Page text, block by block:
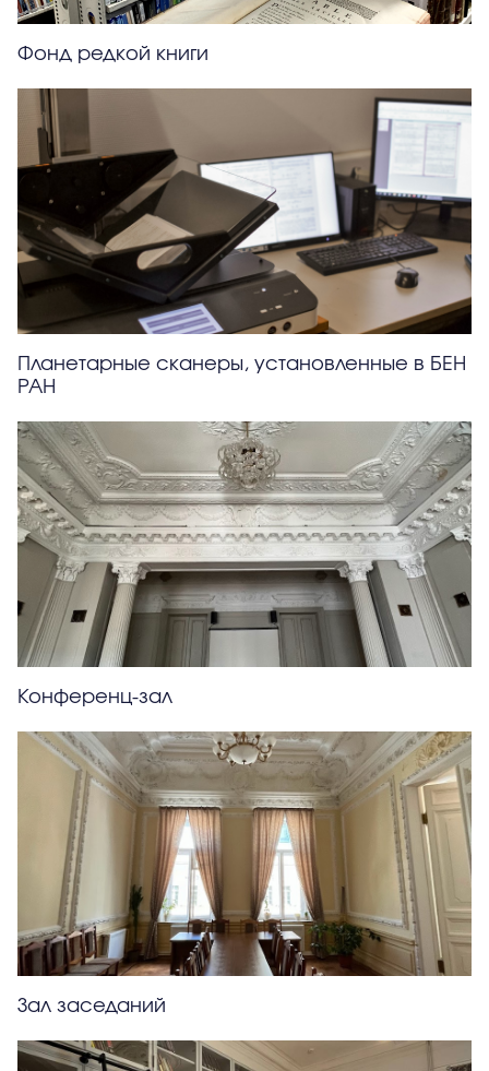
Фонд редкой книги
Планетарные сканеры, установленные в БЕН
РАН
Конференц-зал
Зал заседаний